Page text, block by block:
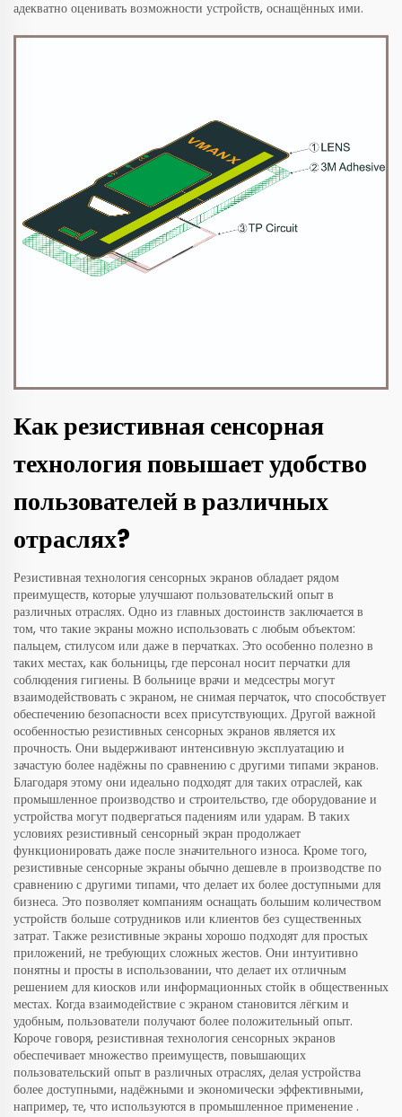
адекватно оценивать возможности устройств, оснащённых ими.
Как резистивная сенсорная
технология повышает удобство
пользователей в различных
отраслях?
Резистивная технология сенсорных экранов обладает рядом
преимуществ, которые улучшают пользовательский опыт в
различных отраслях. Одно из главных достоинств заключается в
том, что такие экраны можно использовать с любым объектом:
пальцем, стилусом или даже в перчатках. Это особенно полезно в
таких местах, как больницы, где персонал носит перчатки для
соблюдения гигиены. В больнице врачи и медсестры могут
взаимодействовать с экраном, не снимая перчаток, что способствует
обеспечению безопасности всех присутствующих. Другой важной
особенностью резистивных сенсорных экранов является их
прочность. Они выдерживают интенсивную эксплуатацию и
зачастую более надёжны по сравнению с другими типами экранов.
Благодаря этому они идеально подходят для таких отраслей, как
промышленное производство и строительство, где оборудование и
устройства могут подвергаться падениям или ударам. В таких
условиях резистивный сенсорный экран продолжает
функционировать даже после значительного износа. Кроме того,
резистивные сенсорные экраны обычно дешевле в производстве по
сравнению с другими типами, что делает их более доступными для
бизнеса. Это позволяет компаниям оснащать большим количеством
устройств больше сотрудников или клиентов без существенных
затрат. Также резистивные экраны хорошо подходят для простых
приложений, не требующих сложных жестов. Они интуитивно
понятны и просты в использовании, что делает их отличным
решением для киосков или информационных стойк в общественных
местах. Когда взаимодействие с экраном становится лёгким и
удобным, пользователи получают более положительный опыт.
Короче говоря, резистивная технология сенсорных экранов
обеспечивает множество преимуществ, повышающих
пользовательский опыт в различных отраслях, делая устройства
более доступными, надёжными и экономически эффективными,
например, те, что используются в промышленное применение .